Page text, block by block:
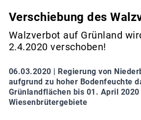
Verschiebung des
Walzverbot auf Grünland
2.4.2020 verschoben!
06.03.2020 | Regierung von
aufgrund zu hoher Bodenfeuchte
Grünlandflächen bis 01. April
Wiesenbrütergebiete